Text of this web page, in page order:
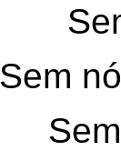
Sem